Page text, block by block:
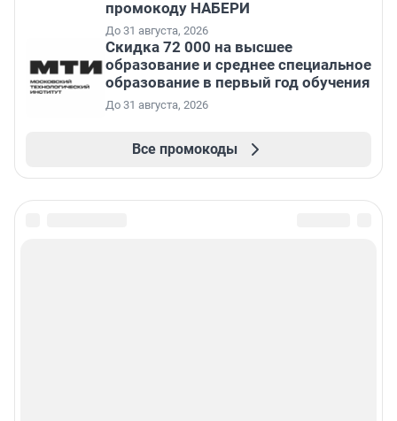
промокоду НАБЕРИ
До 31 августа, 2026
Скидка 72 000 на высшее
образование и среднее специальное
образование в первый год обучения
До 31 августа, 2026
Все промокоды